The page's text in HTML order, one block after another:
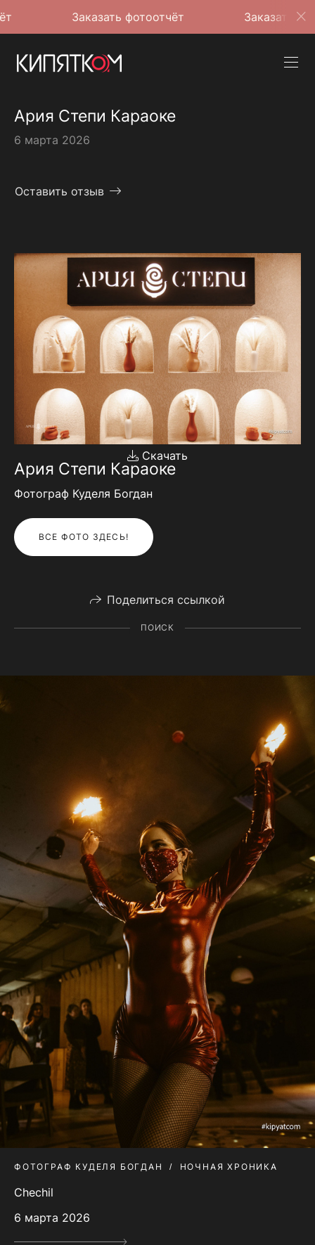
Заказать фотоотчёт Заказать фотоотчёт
Ария Степи Караоке
6 марта 2026
Оставить отзыв
Скачать
Ария Степи Караоке
Фотограф Куделя Богдан
ВСЕ ФОТО ЗДЕСЬ!
Поделиться ссылкой
ПОИСК
ФОТОГРАФ КУДЕЛЯ БОГДАН НОЧНАЯ ХРОНИКА
Chechil
6 марта 2026